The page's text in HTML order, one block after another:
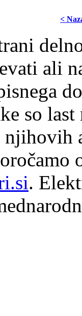
<
ali
so
njihovih
.